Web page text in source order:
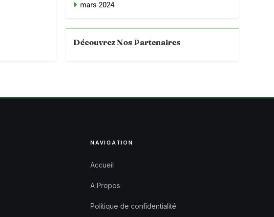
mars 2024
Découvrez Nos Partenaires
NAVIGATION
Accueil
A Propos
Politique de confidentialité